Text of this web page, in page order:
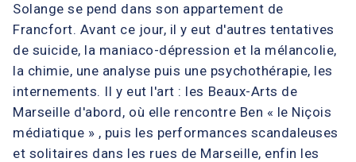
Solange se pend dans son appartement de
Francfort. Avant ce jour, il y eut d'autres tentatives
de suicide, la maniaco-dépression et la mélancolie,
la chimie, une analyse puis une psychothérapie, les
internements. Il y eut l'art : les Beaux-Arts de
Marseille d'abord, où elle rencontre Ben « le Niçois
médiatique » , puis les performances scandaleuses
et solitaires dans les rues de Marseille, enfin les